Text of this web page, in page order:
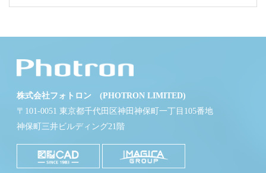
株式会社フォトロン (PHOTRON LIMITED)
〒101-0051 東京都千代田区神田神保町一丁目105番地
神保町三井ビルディング21階